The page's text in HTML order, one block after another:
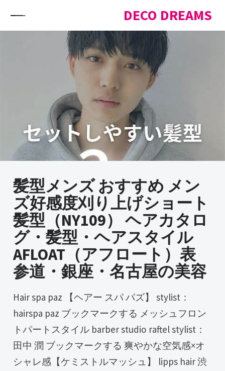
DECO DREAMS
髪型メンズ おすすめ メン
ズ好感度刈り上げショート
髪型（NY109） ヘアカタロ
グ・髪型・ヘアスタイル
AFLOAT（アフロート）表
参道・銀座・名古屋の美容
Hair spa paz 【ヘアー スパ パズ】 stylist：
hairspa paz ブックマークする メッシュフロン
トパートスタイル barber studio raftel stylist：
田中 潤 ブックマークする 爽やかな空気感×オ
シャレ感【ケミストルマッシュ】 lipps hair 渋